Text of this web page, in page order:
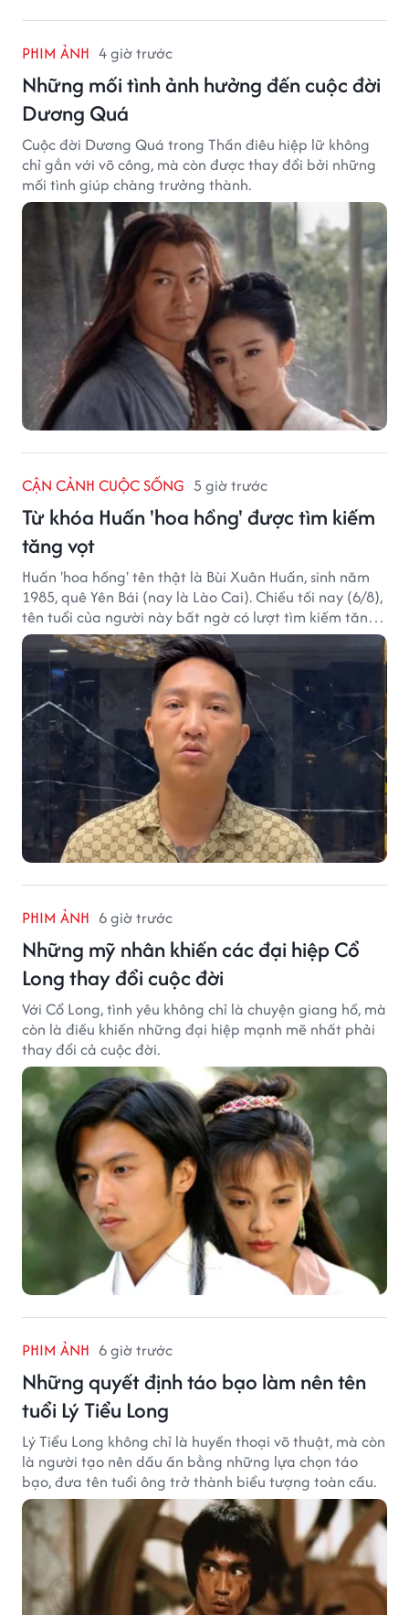
PHIM ẢNH 4 giờ trước
Những mối tình ảnh hưởng đến cuộc đời
Dương Quá
Cuộc đời Dương Quá trong Thần điêu hiệp lữ không
chỉ gắn với võ công, mà còn được thay đổi bởi những
mối tình giúp chàng trưởng thành.
CẬN CẢNH CUỘC SỐNG 5 giờ trước
Từ khóa Huấn 'hoa hồng' được tìm kiếm
tăng vọt
Huấn 'hoa hồng' tên thật là Bùi Xuân Huấn, sinh năm
1985, quê Yên Bái (nay là Lào Cai). Chiều tối nay (6/8),
tên tuổi của người này bất ngờ có lượt tìm kiếm tăng
vọt.
PHIM ẢNH 6 giờ trước
Những mỹ nhân khiến các đại hiệp Cổ
Long thay đổi cuộc đời
Với Cổ Long, tình yêu không chỉ là chuyện giang hồ, mà
còn là điều khiến những đại hiệp mạnh mẽ nhất phải
thay đổi cả cuộc đời.
PHIM ẢNH 6 giờ trước
Những quyết định táo bạo làm nên tên
tuổi Lý Tiểu Long
Lý Tiểu Long không chỉ là huyền thoại võ thuật, mà còn
là người tạo nên dấu ấn bằng những lựa chọn táo
bạo, đưa tên tuổi ông trở thành biểu tượng toàn cầu.